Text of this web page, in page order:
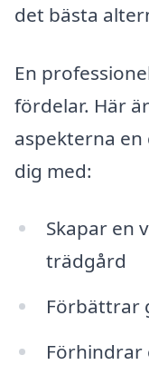
det bästa
En
fördelar. Här
aspekterna
dig med:
Skapar en
trädgård
Förbättrar
Förhindrar